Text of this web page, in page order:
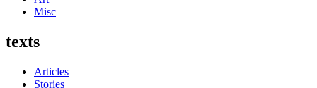
Misc
texts
Articles
Stories